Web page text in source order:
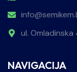
ul.
NAVIGACIJA